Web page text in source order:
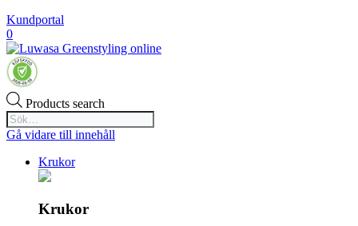
Kundportal
0
Products search
Gå vidare till innehåll
Krukor
Krukor